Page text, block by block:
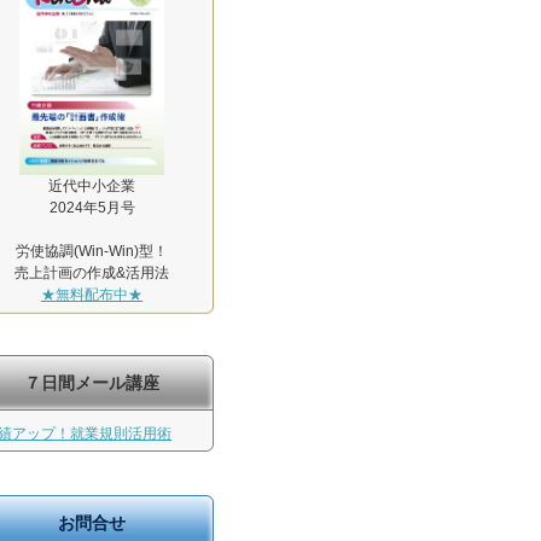
近代中小企業
2024年5月号
労使協調(Win-Win)型！
売上計画の作成&活用法
★無料配布中★
７日間メール講座
アップ！就業規則活用術
お問合せ